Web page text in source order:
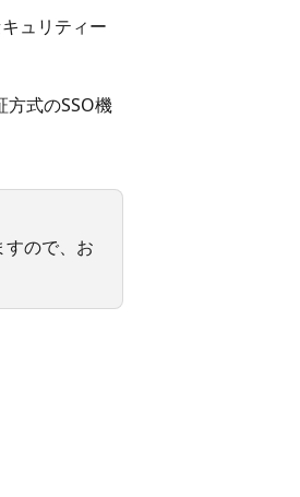
ュリティー
式のSSO機
すので、お